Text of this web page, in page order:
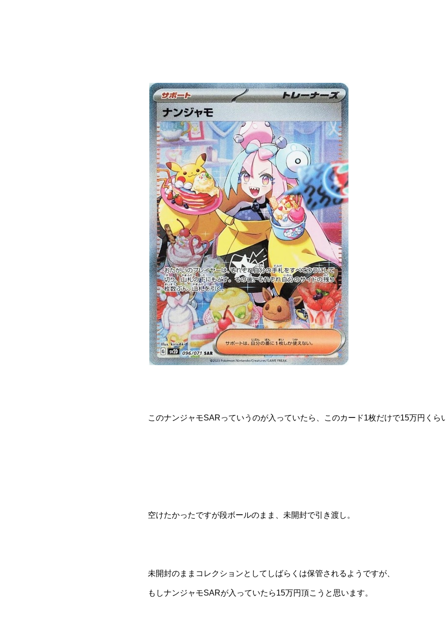
このナンジャモSARっていうのが入っていたら、このカード1枚だけで15万円くら
空けたかったですが段ボールのまま、未開封で引き渡し。
未開封のままコレクションとしてしばらくは保管されるようですが、
もしナンジャモSARが入っていたら15万円頂こうと思います。